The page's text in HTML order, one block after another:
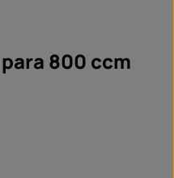
800 ccm